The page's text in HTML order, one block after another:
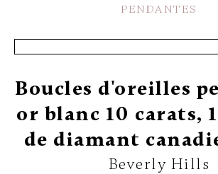
PENDANTES
Boucles d'oreilles
or blanc 10 carats,
de diamant
Beverly Hills